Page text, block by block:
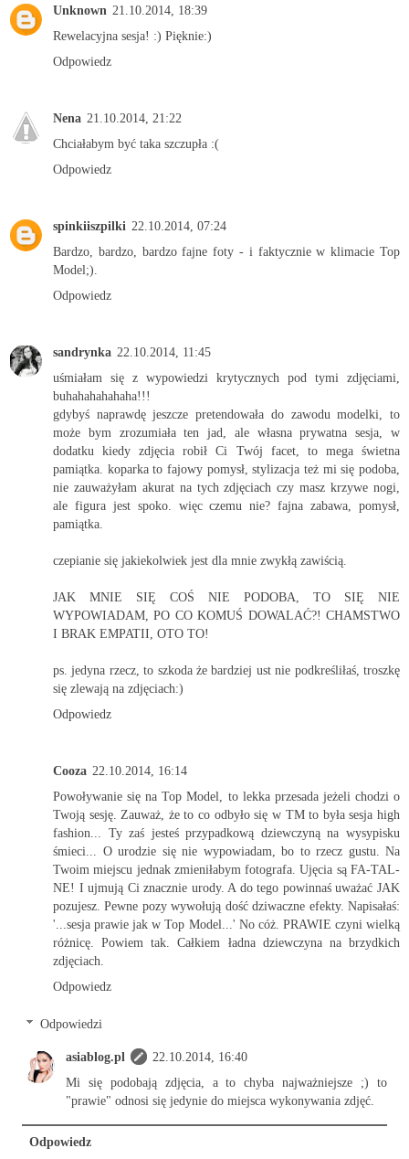
Unknown 21.10.2014, 18:39
Rewelacyjna sesja! :) Pięknie:)
Odpowiedz
Nena 21.10.2014, 21:22
Chciałabym być taka szczupła :(
Odpowiedz
spinkiiszpilki 22.10.2014, 07:24
Bardzo, bardzo, bardzo fajne foty - i faktycznie w klimacie Top
Model;).
Odpowiedz
sandrynka 22.10.2014, 11:45
uśmiałam się z wypowiedzi krytycznych pod tymi zdjęciami,
buhahahahahaha!!!
gdybyś naprawdę jeszcze pretendowała do zawodu modelki, to
może bym zrozumiała ten jad, ale własna prywatna sesja, w
dodatku kiedy zdjęcia robił Ci Twój facet, to mega świetna
pamiątka. koparka to fajowy pomysł, stylizacja też mi się podoba,
nie zauważyłam akurat na tych zdjęciach czy masz krzywe nogi,
ale figura jest spoko. więc czemu nie? fajna zabawa, pomysł,
pamiątka.
czepianie się jakiekolwiek jest dla mnie zwykłą zawiścią.
JAK MNIE SIĘ COŚ NIE PODOBA, TO SIĘ NIE
WYPOWIADAM, PO CO KOMUŚ DOWALAĆ?! CHAMSTWO
I BRAK EMPATII, OTO TO!
ps. jedyna rzecz, to szkoda że bardziej ust nie podkreśliłaś, troszkę
się zlewają na zdjęciach:)
Odpowiedz
Cooza 22.10.2014, 16:14
Powoływanie się na Top Model, to lekka przesada jeżeli chodzi o
Twoją sesję. Zauważ, że to co odbyło się w TM to była sesja high
fashion... Ty zaś jesteś przypadkową dziewczyną na wysypisku
śmieci... O urodzie się nie wypowiadam, bo to rzecz gustu. Na
Twoim miejscu jednak zmieniłabym fotografa. Ujęcia są FA-TAL-
NE! I ujmują Ci znacznie urody. A do tego powinnaś uważać JAK
pozujesz. Pewne pozy wywołują dość dziwaczne efekty. Napisałaś:
'...sesja prawie jak w Top Model...' No cóż. PRAWIE czyni wielką
różnicę. Powiem tak. Całkiem ładna dziewczyna na brzydkich
zdjęciach.
Odpowiedz
Odpowiedzi
asiablog.pl
22.10.2014, 16:40
Mi się podobają zdjęcia, a to chyba najważniejsze ;) to
"prawie" odnosi się jedynie do miejsca wykonywania zdjęć.
Odpowiedz